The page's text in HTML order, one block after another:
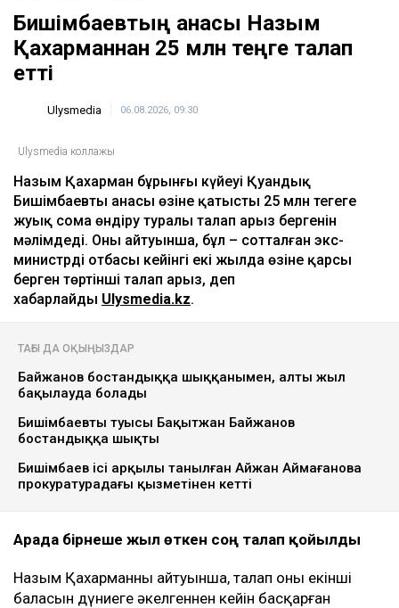
Бишімбаевтың анасы Назым
Қахарманнан 25 млн теңге талап
етті
Ulysmedia 06.08.2026, 09:30
Ulysmedia коллажы
Назым Қахарман бұрынғы күйеуі Қуандық
Бишімбаевтың анасы өзіне қатысты 25 млн теңгеге
жуық сома өндіру туралы талап арыз бергенін
мәлімдеді. Оның айтуынша, бұл – сотталған экс-
министрдің отбасы кейінгі екі жылда өзіне қарсы
берген төртінші талап арыз, деп
хабарлайды Ulysmedia.kz.
ТАҒЫ ДА ОҚЫҢЫЗДАР
Байжанов бостандыққа шыққанымен, алты жыл
бақылауда болады
Бишімбаевтың туысы Бақытжан Байжанов
бостандыққа шықты
Бишімбаев ісі арқылы танылған Айжан Аймағанова
прокуратурадағы қызметінен кетті
Арада бірнеше жыл өткен соң талап қойылды
Назым Қахарманның айтуынша, талап оның екінші
баласын дүниеге әкелгеннен кейін басқарған